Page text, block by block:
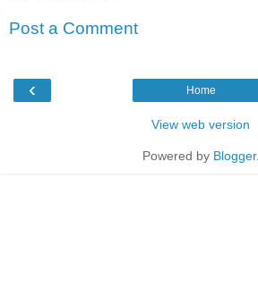
Post a Comment
‹ Home
View web version
Powered by Blogger.